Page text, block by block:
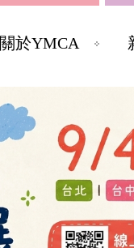
關於YMCA